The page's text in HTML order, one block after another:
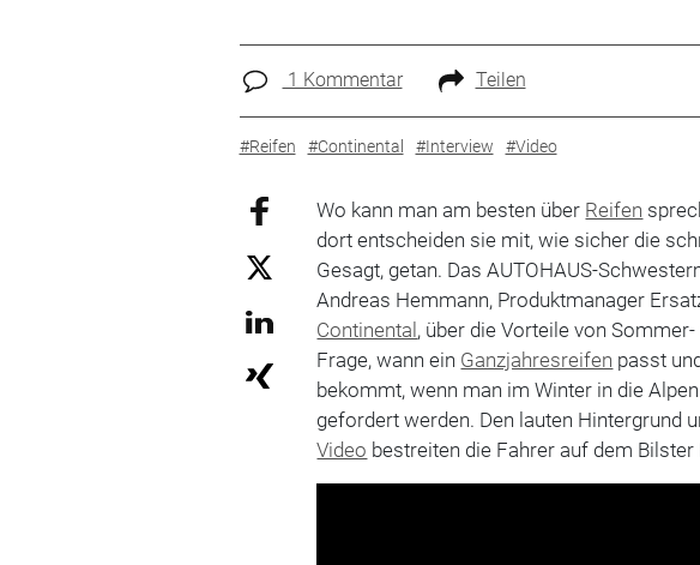
1 Kommentar Teilen
#Reifen #Continental #Interview #Video
Wo kann man am besten über Reifen
dort entscheiden sie mit, wie sicher die
Gesagt, getan. Das AUTOHAUS-
Andreas Hemmann, Produktmanager
Continental, über die Vorteile von
Frage, wann ein Ganzjahresreifen passt
bekommt, wenn man im Winter in die
gefordert werden. Den lauten Hintergrund
Video bestreiten die Fahrer auf dem Bilster